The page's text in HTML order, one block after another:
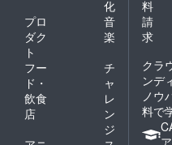
化
プロ
ダク
ト
音
楽
フー
ド・
飲食
店
チ
ャ
レ
ン
ジ
料
請
求
クラ
ンデ
ノウ
料で